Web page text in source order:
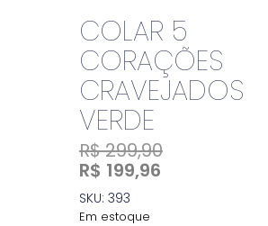
COLAR 5
CORAÇÕES
CRAVEJADOS
VERDE
R$299,90
R$ 199,96
SKU: 393
Em estoque